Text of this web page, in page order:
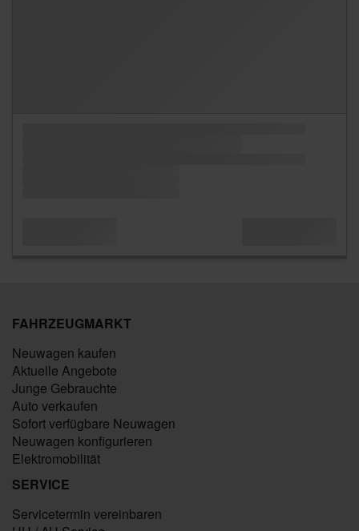
FAHRZEUGMARKT
Neuwagen kaufen
Aktuelle Angebote
Junge Gebrauchte
Auto verkaufen
Sofort verfügbare Neuwagen
Neuwagen konfigurieren
Elektromobilität
SERVICE
Servicetermin vereinbaren